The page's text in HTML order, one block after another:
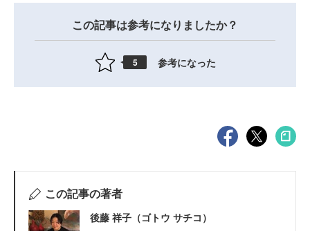
この記事は参考になりましたか？
5 参考になった
この記事の著者
後藤 祥子（ゴトウ サチコ）